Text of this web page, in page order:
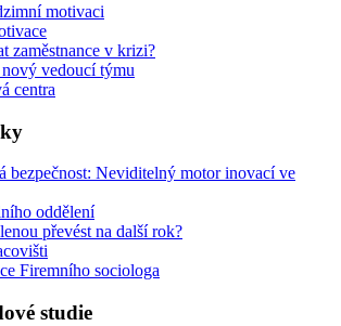
motivaci
zaměstnance v krizi?
vedoucí týmu
centra
bezpečnost: Neviditelný motor inovací ve
oddělení
převést na další rok?
Firemního sociologa
studie